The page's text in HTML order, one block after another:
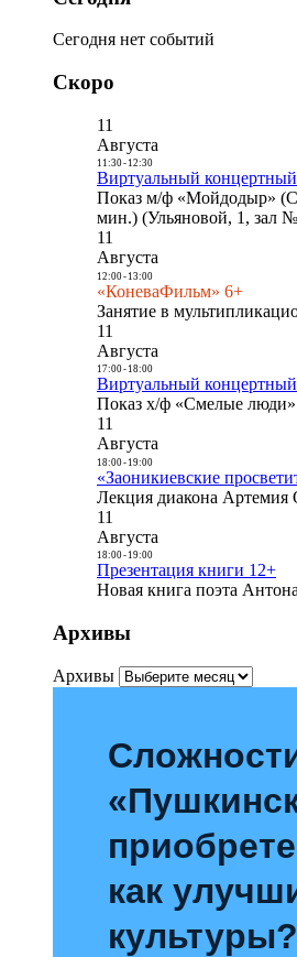
Сегодня нет событий
Скоро
11
Августа
11:30- 12:30
Виртуальный концертный
Показ м/ф «Мойдодыр»
мин.) (Ульяновой, 1, зал
11
Августа
12:00- 13:00
«КоневаФильм» 6+
Занятие в
11
Августа
17:00- 18:00
Виртуальный концертный
Показ х/ф «Смелые люди»
11
Августа
18:00- 19:00
«Заоникиевские
Лекция диакона Артемия
11
Августа
18:00- 19:00
Презентация книги 12+
Новая книга поэта
Архивы
Архивы
как
культуры?